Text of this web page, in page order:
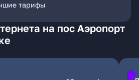
тарифы
на пос Аэропорт